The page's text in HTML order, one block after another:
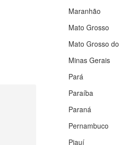
Maranhão
Mato Grosso
Mato Grosso
Minas Gerais
Pará
Paraíba
Paraná
Pernambuco
Piauí